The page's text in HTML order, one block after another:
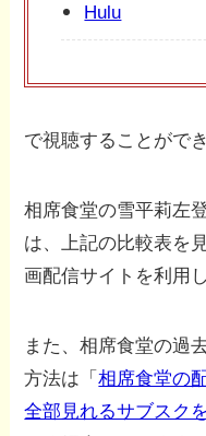
Hulu
で視聴することがで
相席食堂の雪平莉左
は、上記の比較表を
画配信サイトを利用
また、相席食堂の過
方法は「相席食堂の
全部見れるサブスク